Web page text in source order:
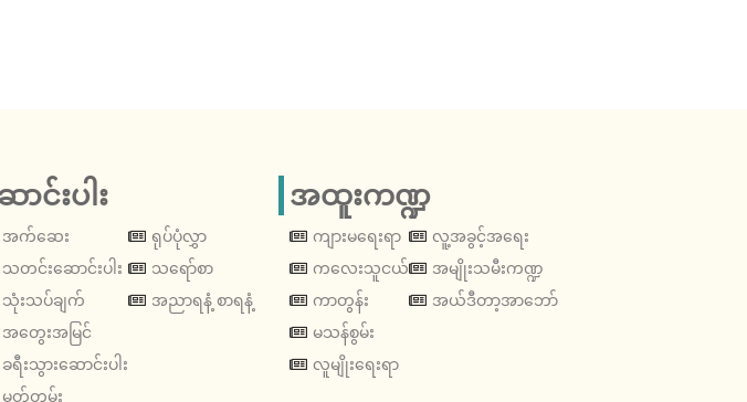
ာင်းပါး
အက်ဆေး
သတင်းဆောင်းပါး
သုံးသပ်ချက်
အတွေးအမြင်
ခရီးသွားဆောင်းပါး
မှတ်တမ်း
ရုပ်ပုံလွှာ
သရော်စာ
အညာရနံ့ စာရနံ့
အထူးကဏ္ဍ
ကျားမရေးရာ
ကလေးသူငယ်
ကာတွန်း
မသန်စွမ်း
လူမျိုးရေးရာ
လူ့အခွင့်အရေး
အမျိုးသမီးကဏ္ဍ
အယ်ဒီတာ့အာဘော်